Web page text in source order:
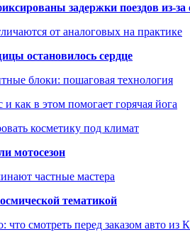
задержки поездов из-
от аналоговых на практике
остановилось сердце
блоки: пошаговая технология
как в этом помогает горячая йога
косметику под климат
мотосезон
частные мастера
тематикой
смотреть перед заказом авто из